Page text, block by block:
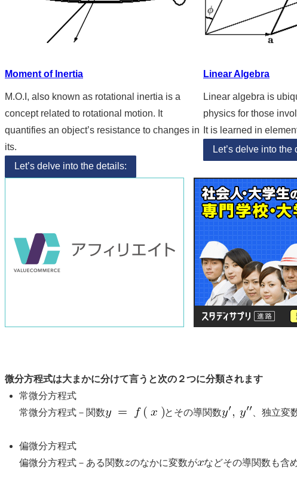
Moment of Inertia
M.O.I, also known as rotational inertia is a
concept related to rotational motion. It
quantifies an object’s resistance to changes in
its.
Let’s delve into the details:
Linear Algebra
Linear algebra is
physics for those
It is learned in
Let’s delve into the
微分方程式は大まかに分けて言うと次の２つに分類されます
常微分方程式
常微分方程式－関数
とその導関数 、独立変
偏微分方程式
偏微分方程式－ある関数
のなかに変数が などその導関数も含